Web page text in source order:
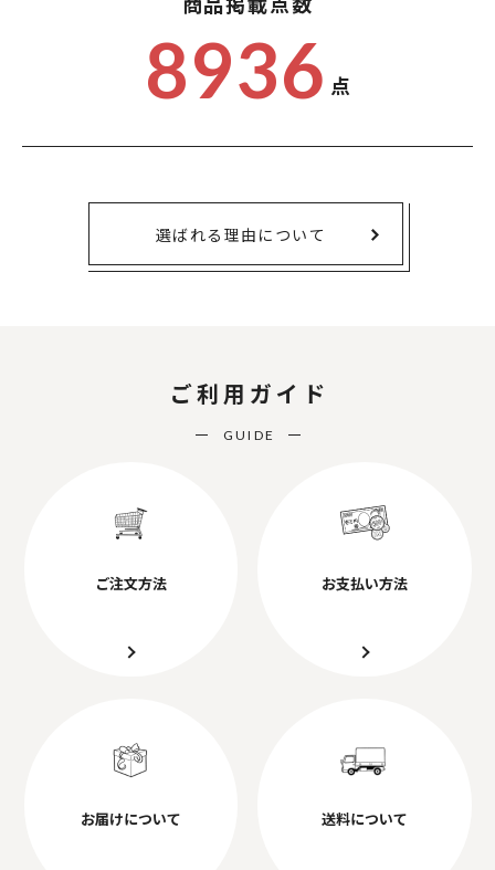
8936 点
選ばれる理由について
ご利用ガイド
GUIDE
ご注文方法 お支払い方法
お届けについて 送料について